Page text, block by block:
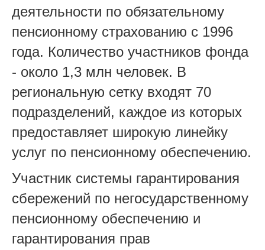
деятельности по обязательному
пенсионному страхованию с 1996
года. Количество участников фонда
- около 1,3 млн человек. В
региональную сетку входят 70
подразделений, каждое из которых
предоставляет широкую линейку
услуг по пенсионному обеспечению.
Участник системы гарантирования
сбережений по негосударственному
пенсионному обеспечению и
гарантирования прав